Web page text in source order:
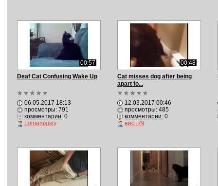
00:57
Deaf Cat Confusing Wake Up
06.05.2017 18:13
просмотры: 791
комментарии:0
Lomamaisty
00:48
Cat misses dog after being
apart fo...
12.03.2017 00:46
просмотры: 485
комментарии:0
енот79